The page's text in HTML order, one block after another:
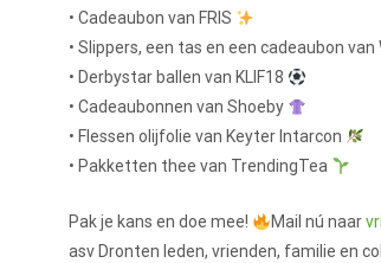
• Cadeaubon van FRIS
• Slippers, een tas en een cadeaubon
• Derbystar ballen van KLIF18
• Cadeaubonnen van Shoeby
• Flessen olijfolie van Keyter Intarcon
• Pakketten thee van TrendingTea
Pak je kans en doe mee! Mail nú naar
asv Dronten leden, vrienden, familie en